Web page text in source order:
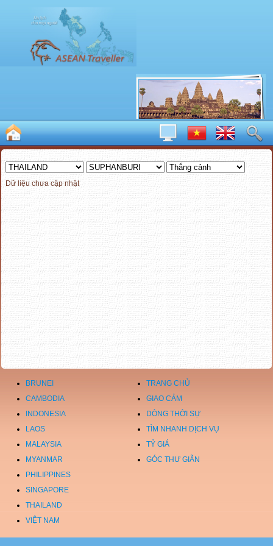
Dữ liệu chưa cập nhật
BRUNEI
TRANG CHỦ
CAMBODIA
GIAO CẢM
INDONESIA
DÒNG THỜI SỰ
LAOS
TÌM NHANH DỊCH VỤ
MALAYSIA
TỶ GIÁ
MYANMAR
GÓC THƯ GIÃN
PHILIPPINES
SINGAPORE
THAILAND
VIỆT NAM